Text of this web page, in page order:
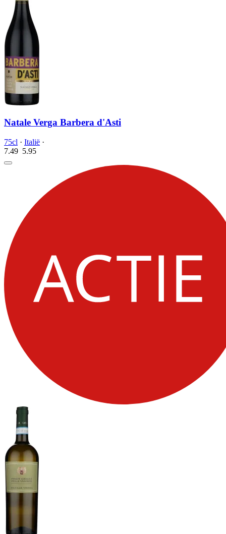
Natale Verga Barbera d'Asti
75cl · Italië ·
7.49 5.95